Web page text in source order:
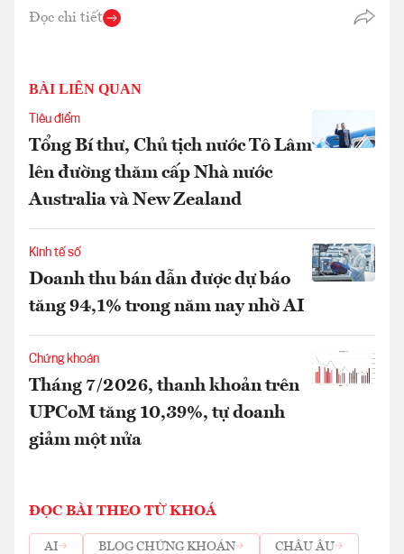
Đọc chi tiết
BÀI LIÊN QUAN
Tiêu điểm
Tổng Bí thư, Chủ tịch nước Tô Lâm
lên đường thăm cấp Nhà nước
Australia và New Zealand
Kinh tế số
Doanh thu bán dẫn được dự báo
tăng 94,1% trong năm nay nhờ AI
Chứng khoán
Tháng 7/2026, thanh khoản trên
UPCoM tăng 10,39%, tự doanh
giảm một nửa
ĐỌC BÀI THEO TỪ KHOÁ
AI BLOG CHỨNG KHOÁN
CHÂU ÂU